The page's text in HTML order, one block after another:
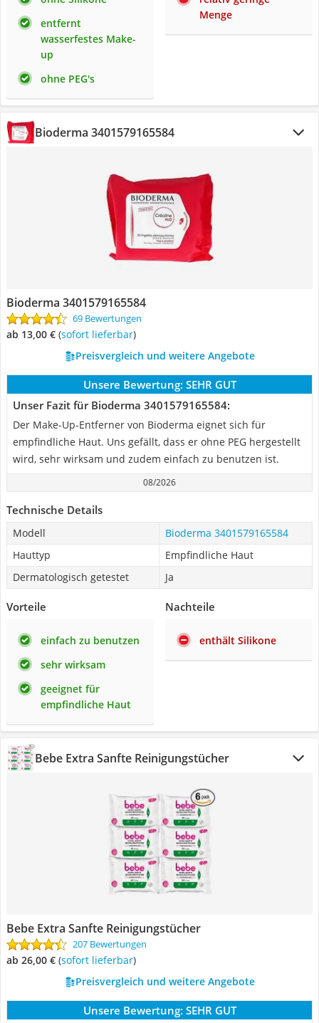
entfernt
wasserfestes Make-
up
ohne PEG's
Menge
Bioderma 3401579165584
Bioderma 3401579165584
69 Bewertungen
ab 13,00 € ( Sofort lieferbar)
Preisvergleich und weitere Angebote
Unsere Bewertung: SEHR GUT
Unser Fazit für Bioderma 3401579165584:
Der Make-Up-Entferner von Bioderma eignet sich für
empfindliche Haut. Uns gefällt, dass er ohne PEG hergestellt
wird, sehr wirksam und zudem einfach zu benutzen ist.
08/2026
Technische Details
Modell
Bioderma 3401579165584
Hauttyp
Empfindliche Haut
Dermatologisch getestet
Ja
Vorteile
einfach zu benutzen
sehr wirksam
geeignet für
empfindliche Haut
Nachteile
enthält Silikone
Bebe Extra Sanfte Reinigungstücher
Bebe Extra Sanfte Reinigungstücher
207 Bewertungen
ab 26,00 € ( Sofort lieferbar)
Preisvergleich und weitere Angebote
Unsere Bewertung: SEHR GUT